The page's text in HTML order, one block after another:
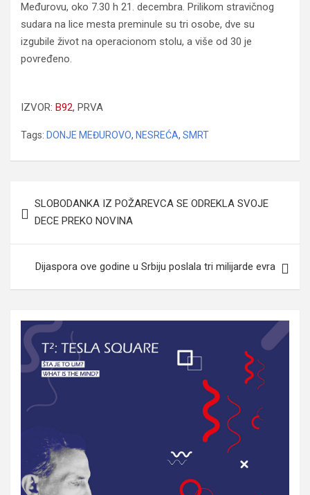
Međurovu, oko 7.30 h 21. decembra. Prilikom stravičnog
sudara na lice mesta preminule su tri osobe, dve su
izgubile život na operacionom stolu, a više od 30 je
povređeno.
IZVOR: B92, PRVA
Tags: DONJE MEĐUROVO, NESREĆA, SMRT
članaka
SLOBODANKA IZ POŽAREVCA SE ODREKLA SVOJE
DECE PREKO NOVINA
Dijaspora ove godine u Srbiju poslala tri milijarde evra